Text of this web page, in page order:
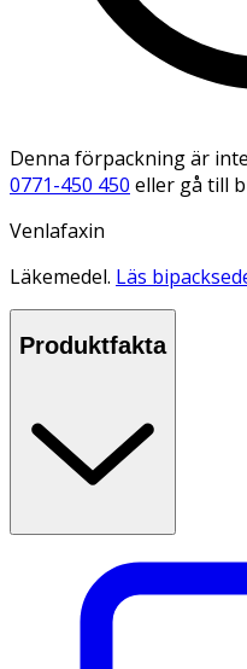
Denna förpackning är
0771-450 450 eller gå till
Venlafaxin
Läkemedel. Läs
Produktfakta